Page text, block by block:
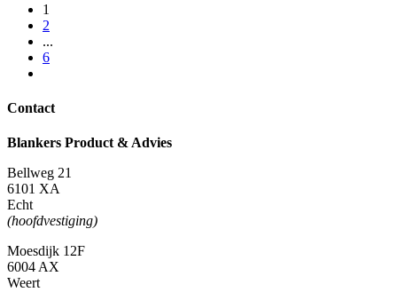
1
2
...
6
Contact
Blankers Product & Advies
Bellweg 21
6101 XA
Echt
(hoofdvestiging)
Moesdijk 12F
6004 AX
Weert